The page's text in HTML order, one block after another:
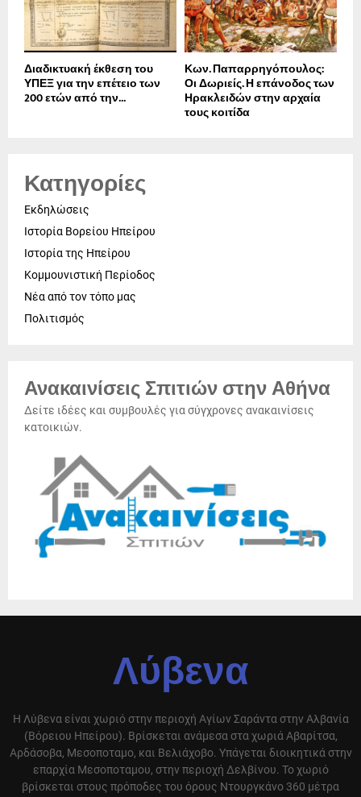
Διαδικτυακή έκθεση του
ΥΠΕΞ για την επέτειο των
200 ετών από την...
Κων. Παπαρρηγόπουλος:
Οι Δωριείς. Η επάνοδος των
Ηρακλειδών στην αρχαία
τους κοιτίδα
Κατηγορίες
Εκδηλώσεις
Ιστορία Βορείου Ηπείρου
Ιστορία της Ηπείρου
Κομμουνιστική Περίοδος
Νέα από τον τόπο μας
Πολιτισμός
Ανακαινίσεις Σπιτιών στην Αθήνα
Δείτε ιδέες και συμβουλές για σύγχρονες ανακαινίσεις
κατοικιών.
Λύβενα
Η Λύβενα είναι χωριό στην περιοχή Αγίων Σαράντα στην Αλβανία
(Βόρειου Ηπείρου). Βρίσκεται ανάμεσα στα χωριά Αβαρίτσα,
Αρδάσοβα, Μεσοποταμο, και Βελιάχοβο. Υπάγεται διοικητικά στην
επαρχία Μεσοποταμου, στην περιοχή Δελβίνου. Το χωριό
βρίσκεται στους πρόποδες του όρους Ντουργκάνο 360 μέτρα